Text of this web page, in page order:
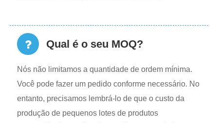
Qual é o seu MOQ?
Nós não limitamos a quantidade de ordem mínima.
Você pode fazer um pedido conforme necessário. No
entanto, precisamos lembrá-lo de que o custo da
produção de pequenos lotes de produtos